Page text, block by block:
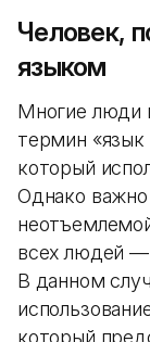
Человек,
языком
Многие люди
термин «язык
который
Однако
всех людей
В данном
который